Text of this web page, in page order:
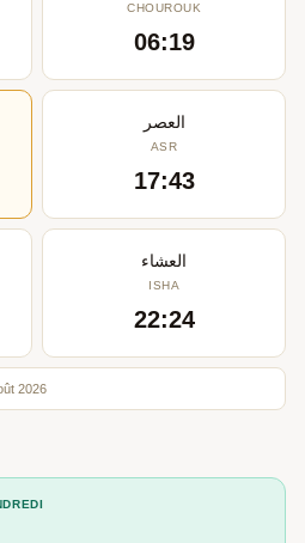
CHOUROUK
06:19
العصر
ASR
17:43
العشاء
ISHA
22:24
2026